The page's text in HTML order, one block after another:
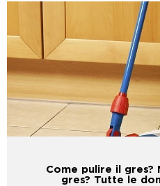
Come pulire il gres?
gres? Tutte le